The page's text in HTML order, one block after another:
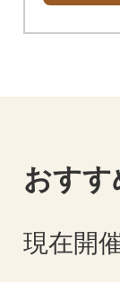
おす
現在開